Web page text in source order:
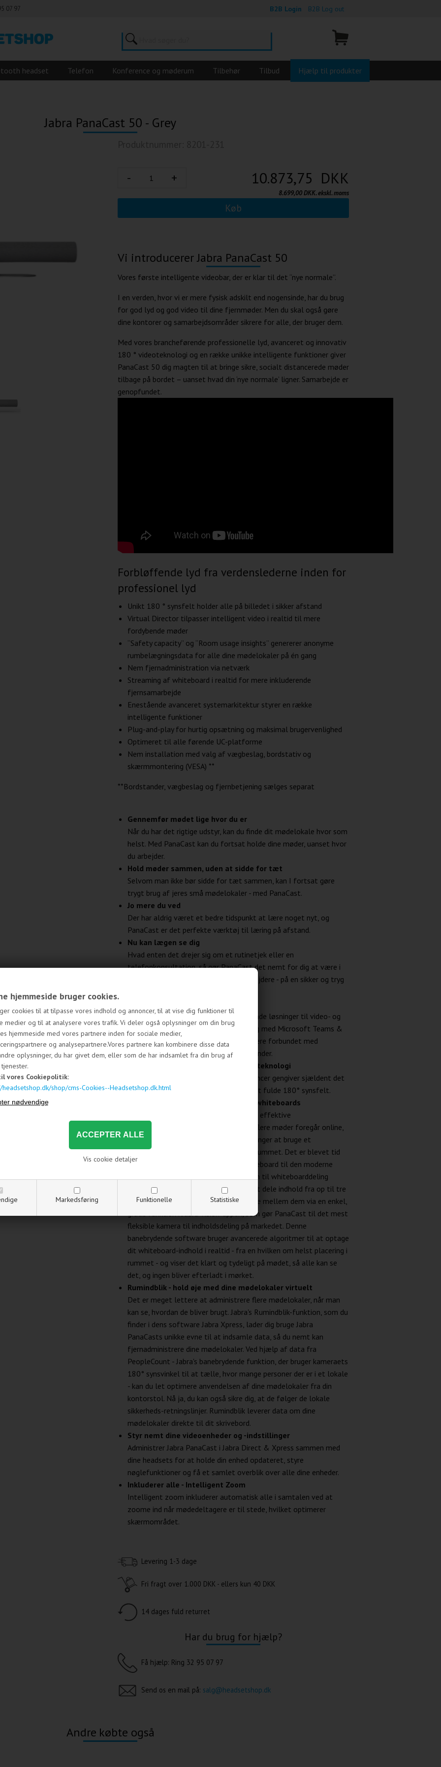
hjemmeside bruger cookies.
cookies til at tilpasse vores indhold og annoncer, til at vise dig funktioner til
medier og til at analysere vores trafik. Vi deler også oplysninger om din brug
hjemmeside med vores partnere inden for sociale medier,
og analysepartnere.Vores partnere kan kombinere disse data
oplysninger, du har givet dem, eller som de har indsamlet fra din brug af
vores Cookiepolitik:
headsetshop.dk/shop/cms-Cookies--Headsetshop.dk.html
Markedsføring Funktionelle Statistiske
Vis cookie detaljer
07 97 B2B Login B2B Log out
headset Telefon Konference og møderum Tilbehør Tilbud Hjælp til produkter
Jabra PanaCast 50 - Grey
10.873,75 DKK
8.699,00 DKK. ekskl. moms
Køb
Vi introducerer Jabra PanaCast 50
Vores første intelligente videobar, der er klar til det “nye normale”.
I en verden, hvor vi er mere fysisk adskilt end nogensinde, har du brug
for god lyd og god video til dine fjernmøder. Men du skal også gøre
dine kontorer og samarbejdsområder sikrere for alle, der bruger dem.
Med vores brancheførende professionelle lyd, avanceret og innovativ
180 ° videoteknologi og en række unikke intelligente funktioner giver
PanaCast 50 dig magten til at bringe sikre, socialt distancerede møder
tilbage på bordet – uanset hvad din ‘nye normale’ ligner. Samarbejde er
genopfundet.
Forbløffende lyd fra verdenslederne inden for
professionel lyd
Unikt 180 ° synsfelt holder alle på billedet i sikker afstand
Virtual Director tilpasser intelligent video i realtid til mere
fordybende møder
“Safety capacity” og “Room usage insights” genererer anonyme
rumbelægningsdata for alle dine mødelokaler på én gang
Nem fjernadministration via netværk
Streaming af whiteboard i realtid for mere inkluderende
fjernsamarbejde
Enestående avanceret systemarkitektur styrer en række
intelligente funktioner
Plug-and-play for hurtig opsætning og maksimal brugervenlighed
Optimeret til alle førende UC-platforme
Nem installation med valg af vægbeslag, bordstativ og
skærmmontering (VESA) **
**Bordstander, vægbeslag og fjernbetjening sælges separat
Gennemfør mødet lige hvor du er
Når du har det rigtige udstyr, kan du finde dit mødelokale hvor som
helst. Med PanaCast kan du fortsat holde dine møder, uanset hvor
du arbejder.
Hold møder sammen, uden at sidde for tæt
Selvom man ikke bør sidde for tæt sammen, kan I fortsat gøre
trygt brug af jeres små mødelokaler - med PanaCast.
Jo mere du ved
Der har aldrig været et bedre tidspunkt at lære noget nyt, og
PanaCast er det perfekte værktøj til læring på afstand.
Nu kan lægen se dig
Hvad enten det drejer sig om et rutinetjek eller en
telefonkonsultation, så gør PanaCast det nemt for dig at være i
kontakt med dine patienter og medarbejdere - på en sikker og tryg
Jabra PanaCast fungerer med alle førende løsninger til video- og
lydkonferencer og er certificeret til brug med Microsoft Teams &
Zoom. Vær sikker på, at dit team kan være forbundet med
hinanden, uanset hvilket udstyr de anvender.
180° synsfelt - panoramisk 4K videoteknologi
Traditionelle kameraer til videokonferencer gengiver sjældent det
fulde billede. Jabra PanaCast dækker det fulde 180° synsfelt.
Deling af whiteboard - nyt fokus på whiteboards
Et simpelt whiteboard er et af de mest effektive
samarbejdsværktøjer. Men når flere og flere møder foregår online,
kan det være forbundet med begrænsninger at bruge et
whiteboard - især for dem, der ikke er i rummet. Det er blevet tid
til at genopfinde det traditionelle whiteboard til den moderne
arbejdsstil. Jabra's nye, intuitive funktion til whiteboarddeling
bruger Jabra's unikke 180° synsfelt til at dele indhold fra op til tre
whiteboards digitalt. Du kan nemt skifte mellem dem via en enkel,
gratis funktion i Jabra Vision-appen, som gør PanaCast til det mest
fleksible kamera til indholdsdeling på markedet. Denne
banebrydende software bruger avancerede algoritmer til at optage
dit whiteboard-indhold i realtid - fra en hvilken om helst placering i
rummet - og viser det klart og tydeligt på mødet, så alle kan se
det, og ingen bliver efterladt i mørket.
Rumindblik - hold øje med dine mødelokaler virtuelt
Det er meget lettere at administrere flere mødelokaler, når man
kan se, hvordan de bliver brugt. Jabra's Rumindblik-funktion, som du
finder i dens software Jabra Xpress, lader dig bruge Jabra
PanaCasts unikke evne til at indsamle data, så du nemt kan
fjernadministrere dine mødelokaler. Ved hjælp af data fra
PeopleCount - Jabra's banebrydende funktion, der bruger kameraets
180° synsvinkel til at tælle, hvor mange personer der er i et lokale
- kan du let optimere anvendelsen af dine mødelokaler fra din
kontorstol. Nå ja, du kan også sikre dig, at de følger de lokale
sikkerheds-retningslinjer. Rumindblik leverer data om dine
mødelokaler direkte til dit skrivebord.
Styr nemt dine videoenheder og -indstillinger
Administrer Jabra PanaCast i Jabra Direct & Xpress sammen med
dine headsets for at holde din enhed opdateret, styre
nøglefunktioner og få et samlet overblik over alle dine enheder.
Inkluderer alle - Intelligent Zoom
Intelligent zoom inkluderer automatisk alle i samtalen ved at
zoome ind når mødedeltagere er til stede, hvilket optimerer
skærmområdet.
Levering 1-3 dage
Fri fragt over 1.000 DKK - ellers kun 40 DKK
14 dages fuld returret
Har du brug for hjælp?
Få hjælp: Ring 32 95 07 97
Send os en mail på: salg@headsetshop.dk
Andre købte også